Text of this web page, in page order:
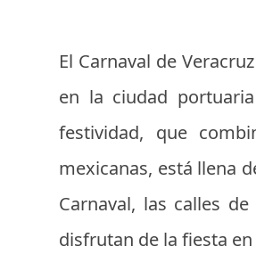
El Carnaval de
en la ciudad
festividad, que
mexicanas, está llena
Carnaval, las calles
disfrutan de la fiesta